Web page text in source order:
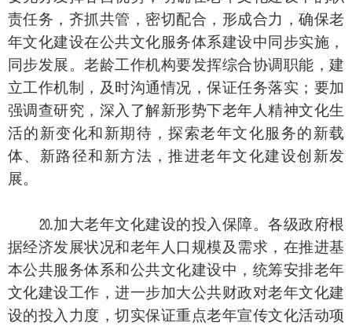
责任务，齐抓共管，密切配合，形成合力，确保老
年文化建设在公共文化服务体系建设中同步实施，
同步发展。老龄工作机构要发挥综合协调职能，建
立工作机制，及时沟通情况，保证任务落实；要加
强调查研究，深入了解新形势下老年人精神文化生
活的新变化和新期待，探索老年文化服务的新载
体、新路径和新方法，推进老年文化建设创新发
展。
⒛加大老年文化建设的投入保障。各级政府根
据经济发展状况和老年人口规模及需求，在推进基
本公共服务体系和公共文化建设中，统筹安排老年
文化建设工作，进一步加大公共财政对老年文化建
设的投入力度，切实保证重点老年宣传文化活动项